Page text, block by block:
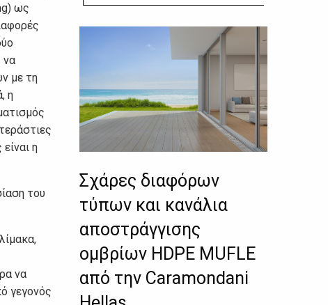
ως
να
με τη
η
η
του
να
γεγονός
Σχάρες διαφόρων
τύπων και κανάλια
αποστράγγισης
ομβρίων HDPE MUFLE
από την Caramondani